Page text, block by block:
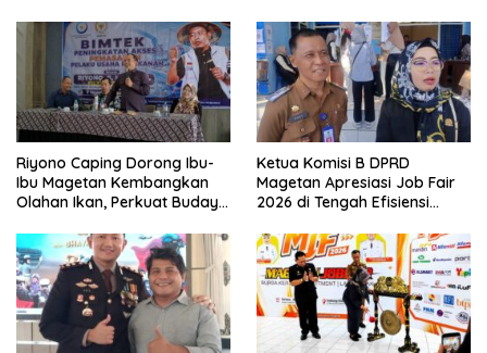
Riyono Caping Dorong Ibu-
Ibu Magetan Kembangkan
Olahan Ikan, Perkuat Budaya
Ketua Komisi B DPRD
Magetan Apresiasi Job Fair
2026 di Tengah Efisiensi